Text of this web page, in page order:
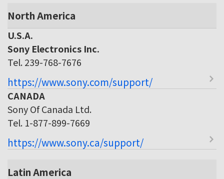
North America
U.S.A.
Sony Electronics Inc.
Tel. 239-768-7676
https://www.sony.com/support/
CANADA
Sony Of Canada Ltd.
Tel. 1-877-899-7669
https://www.sony.ca/support/
Latin America